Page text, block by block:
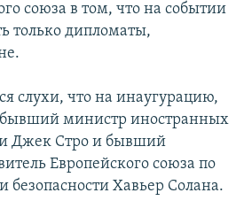
союза в том, что на событии
только дипломаты,
слухи, что на инаугурацию,
бывший министр иностранных
Джек Стро и бывший
Европейского союза по
Хавьер Солана.